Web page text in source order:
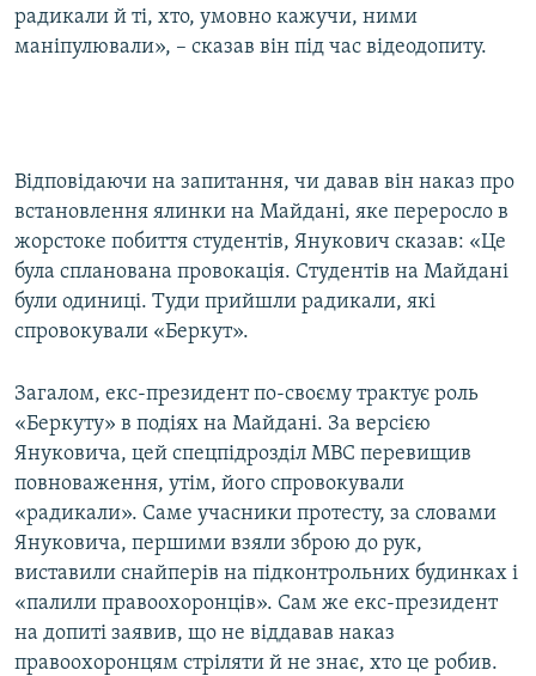
радикали й ті, хто, умовно кажучи, ними
маніпулювали», – сказав він під час відеодопиту.
Відповідаючи на запитання, чи давав він наказ про
встановлення ялинки на Майдані, яке переросло в
жорстоке побиття студентів, Янукович сказав: «Це
була спланована провокація. Студентів на Майдані
були одиниці. Туди прийшли радикали, які
спровокували «Беркут».
Загалом, екс-президент по-своєму трактує роль
«Беркуту» в подіях на Майдані. За версією
Януковича, цей спецпідрозділ МВС перевищив
повноваження, утім, його спровокували
«радикали». Саме учасники протесту, за словами
Януковича, першими взяли зброю до рук,
виставили снайперів на підконтрольних будинках і
«палили правоохоронців». Сам же екс-президент
на допиті заявив, що не віддавав наказ
правоохоронцям стріляти й не знає, хто це робив.